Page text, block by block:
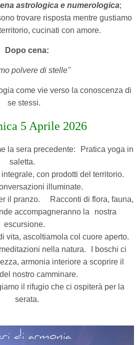
astrologica e numerologica;
trovare risposta mentre gustiamo
cucinati con amore.
Dopo cena:
polvere di stelle"
come vie verso la conoscenza di
se stessi.
5 Aprile 2026
la sera precedente: Pratica yoga in
saletta.
con prodotti del territorio.
illuminate.
il pranzo. Racconti di flora, fauna,
accompagneranno la nostra
escursione.
vita, ascoltiamola col cuore aperto.
nella natura. I boschi ci
armonia interiore a scoprire il
nostro camminare.
il rifugio che ci ospiterà per la
serata.